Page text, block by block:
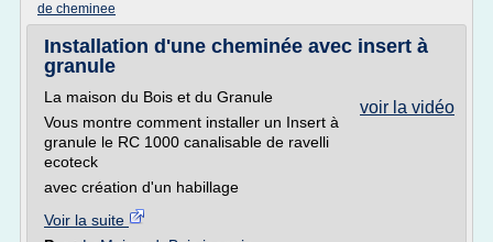
de cheminee
Installation d'une cheminée avec insert à
granule
voir la vidéo
La maison du Bois et du Granule
Vous montre comment installer un Insert à
granule le RC 1000 canalisable de ravelli
ecoteck
avec création d'un habillage
Voir la suite